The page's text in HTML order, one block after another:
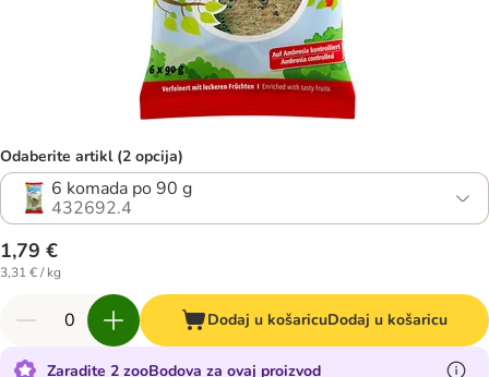
Odaberite artikl (2 opcija)
6 komada po 90 g
432692.4
1,79 €
3,31 € / kg
Dodaj u košaricuDodaj u košaricu
Zaradite 2 zooBodova za ovaj proizvod